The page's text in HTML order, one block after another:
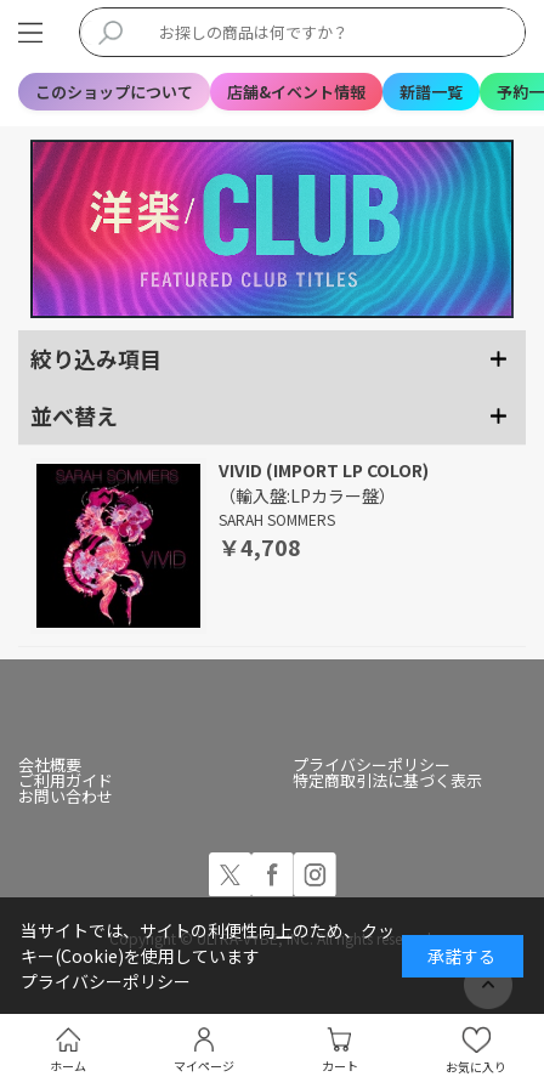
このショップについて 店舗&イベント情報 新譜一覧 予約
ホーム マイページ カート お気に入り
絞り込み項目
並べ替え
VIVID (IMPORT LP COLOR)
（輸入盤:LPカラー盤）
SARAH SOMMERS
￥4,708
会社概要 プライバシーポリシー
ご利用ガイド 特定商取引法に基づく表示
お問い合わせ
Copyright © ULTRA-VYBE, INC. All rights reserved.
当サイトでは、サイトの利便性向上のため、クッ
キー(Cookie)を使用しています
プライバシーポリシー
承諾する